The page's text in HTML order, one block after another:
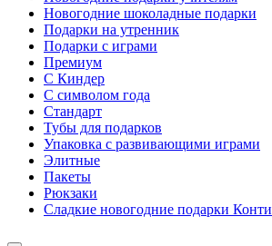
Новогодние шоколадные подарки
Подарки на утренник
Подарки с играми
Премиум
С Киндер
С символом года
Стандарт
Тубы для подарков
Упаковка с развивающими играми
Элитные
Пакеты
Рюкзаки
Сладкие новогодние подарки Конти